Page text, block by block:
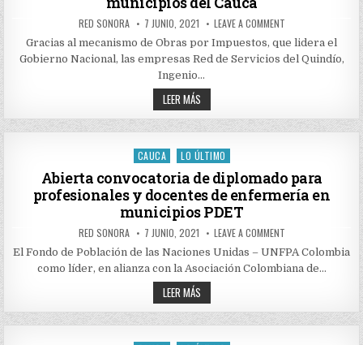
DEL
CAUCA
NARIÑO
AUTHOR:
RED SONORA PUBLISHED
DATE:
7 JUNIO, 2021 LEAVE A COMMENTON
OBRAS
POR
IMPUESTOS,
MILLONES
EN
Gracias al mecanismo de Obras por Impuestos, que lidera el
Gobierno Nacional, las empresas Red de Servicios del Quindío,
Ingenio…
LEER MÁSCON
OBRAS
POR
IMPUESTOS,
INVERTIRÁN
MÁS
DE
$38.900
MILLONES
EN
CINCO
MUNICIPIOS
DEL
CAUCA
Posted
CAUCA LO ÚLTIMO
Abierta convocatoria de diplomado para
profesionales y docentes de enfermería en
municipios PDET
AUTHOR:
RED SONORA PUBLISHED
DATE:
7 JUNIO, 2021 LEAVE A COMMENTON
CONVOCATORIA
DE
DIPLOMADO
DOCENTES
ENFERMERÍA
El Fondo de Población de las Naciones Unidas – UNFPA Colombia
como líder, en alianza con la Asociación Colombiana de…
LEER MÁSABIERTA
CONVOCATORIA
DE
DIPLOMADO